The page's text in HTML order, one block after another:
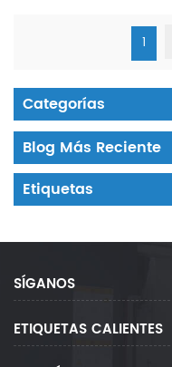
1
Categorías
Blog Más Reciente
Etiquetas
SÍGANOS
ETIQUETAS CALIENTES